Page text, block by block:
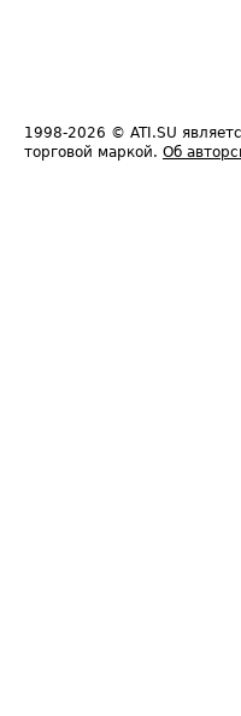
1998-2026 © ATI.SU
торговой маркой. Об